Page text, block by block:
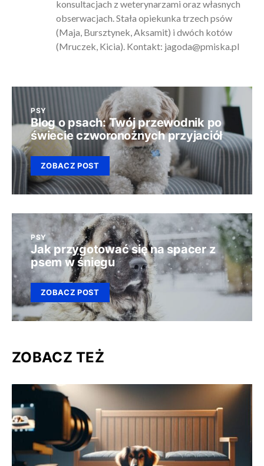
konsultacjach z weterynarzami oraz własnych
obserwacjach. Stała opiekunka trzech psów
(Maja, Bursztynek, Aksamit) i dwóch kotów
(Mruczek, Kicia). Kontakt: jagoda@pmiska.pl
PSY
Blog o psach: Twój przewodnik po
świecie czworonożnych przyjaciół
ZOBACZ POST
PSY
Jak przygotować się na spacer z
psem w śniegu
ZOBACZ POST
ZOBACZ TEŻ